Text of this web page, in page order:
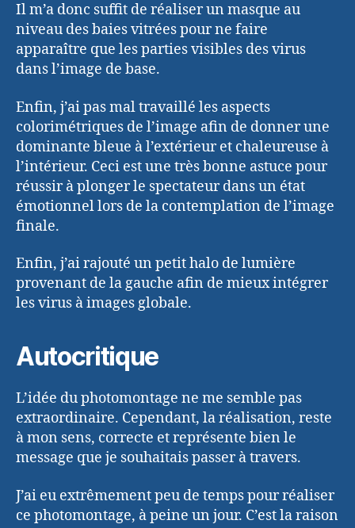
Il m’a donc suffit de réaliser un masque au
niveau des baies vitrées pour ne faire
apparaître que les parties visibles des virus
dans l’image de base.
Enfin, j’ai pas mal travaillé les aspects
colorimétriques de l’image afin de donner une
dominante bleue à l’extérieur et chaleureuse à
l’intérieur. Ceci est une très bonne astuce pour
réussir à plonger le spectateur dans un état
émotionnel lors de la contemplation de l’image
finale.
Enfin, j’ai rajouté un petit halo de lumière
provenant de la gauche afin de mieux intégrer
les virus à images globale.
Autocritique
L’idée du photomontage ne me semble pas
extraordinaire. Cependant, la réalisation, reste
à mon sens, correcte et représente bien le
message que je souhaitais passer à travers.
J’ai eu extrêmement peu de temps pour réaliser
ce photomontage, à peine un jour. C’est la raison